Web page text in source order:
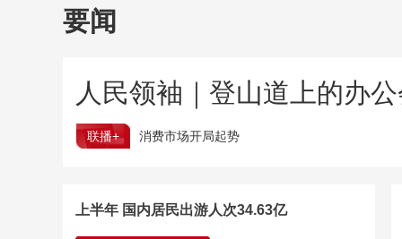
要闻
人民领袖｜登山道上的办
联播+ 消费市场开局起势
上半年 国内居民出游人次34.63亿